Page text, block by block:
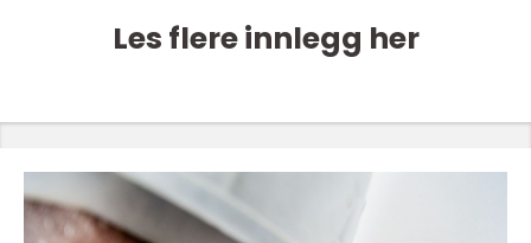
Les flere innlegg her